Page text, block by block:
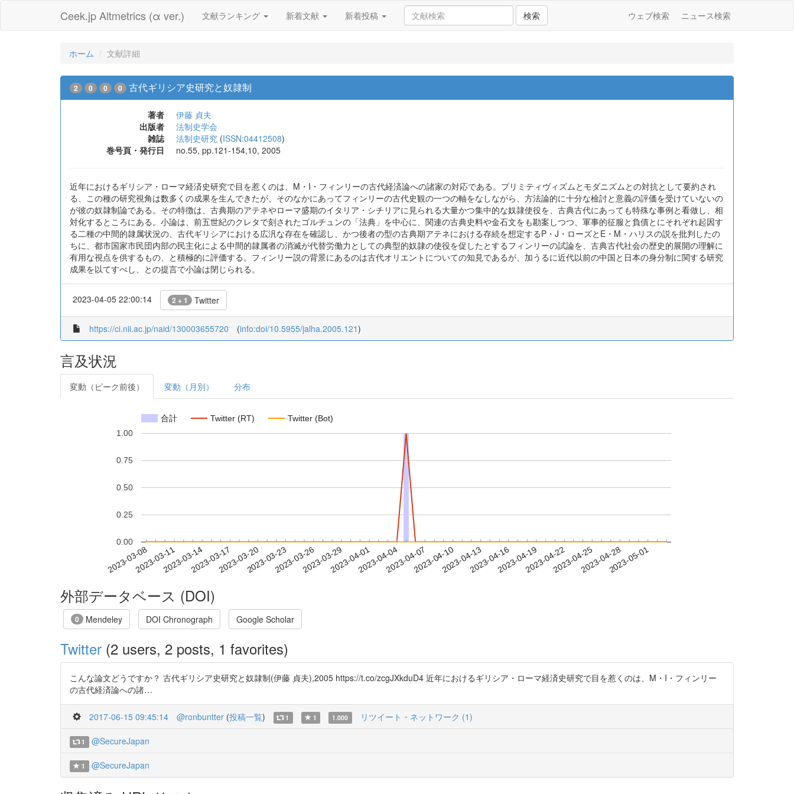
Ceek.jp Altmetrics (α ver.) 文献ランキング 新着文献 新着投稿 検索 ウェブ検索 ニュース検索
ホーム 文献詳細
2 0 0 0 古代ギリシア史研究と奴隷制
著者
伊藤 貞夫
出版者
法制史学会
雑誌
法制史研究 (ISSN:04412508)
巻号頁・発行日
no.55, pp.121-154,10, 2005
近年におけるギリシア・ローマ経済史研究で目を惹くのは、M・I・フィンリーの古代経済論への諸家の対応である。プリミティヴィズムとモダニズムとの対抗として要約され
る、この種の研究視角は数多くの成果を生んできたが、そのなかにあってフィンリーの古代史観の一つの軸をなしながら、方法論的に十分な檢討と意義の評価を受けていないの
が彼の奴隷制論である。その特徴は、古典期のアテネやローマ盛期のイタリア・シチリアに見られる大量かつ集中的な奴隷使役を、古典古代にあっても特殊な事例と看做し、相
対化するところにある。小論は、前五世紀のクレタで刻されたゴルチュンの「法典」を中心に、関連の古典史料や金石文をも勘案しつつ、軍事的征服と負債とにそれぞれ起因す
る二種の中間的隷属状況の、古代ギリシアにおける広汎な存在を確認し、かつ後者の型の古典期アテネにおける存続を想定するP・J・ローズとE・M・ハリスの説を批判したの
ちに、都市国家市民団内部の民主化による中間的隷属者の消滅が代替労働力としての典型的奴隷の使役を促したとするフィンリーの試論を、古典古代社会の歴史的展開の理解に
有用な視点を供するもの、と積極的に評価する。フィンリー説の背景にあるのは古代オリエントについての知見であるが、加うるに近代以前の中国と日本の身分制に関する研究
成果を以てすべし、との提言で小論は閉じられる。
2023-04-05 22:00:14 2 + 1 Twitter
https://ci.nii.ac.jp/naid/130003655720 (info:doi/10.5955/jalha.2005.121)
言及状況
変動（ピーク前後） 変動（月別） 分布
合計 Twitter (RT) Twitter (Bot)
2023-03-082023-03-112023-03-142023-03-172023-03-202023-03-232023-03-262023-03-292023-04-012023-04-042023-04-072023-04-102023-04-132023-04-162023-04-192023-04-222023-04-252023-04-282023-05-01
0.00
0.25
0.50
0.75
1.00
外部データベース (DOI)
0 Mendeley DOI Chronograph Google Scholar
Twitter (2 users, 2 posts, 1 favorites)
こんな論文どうですか？ 古代ギリシア史研究と奴隷制(伊藤 貞夫),2005 https://t.co/zcgJXkduD4 近年におけるギリシア・ローマ経済史研究で目を惹くのは、M・I・フィンリー
の古代経済論への諸…
2017-06-15 09:45:14 @ronbuntter (投稿一覧) 1 1 1.000 リツイート・ネットワーク (1)
1 @SecureJapan
1 @SecureJapan